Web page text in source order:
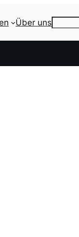
Über uns